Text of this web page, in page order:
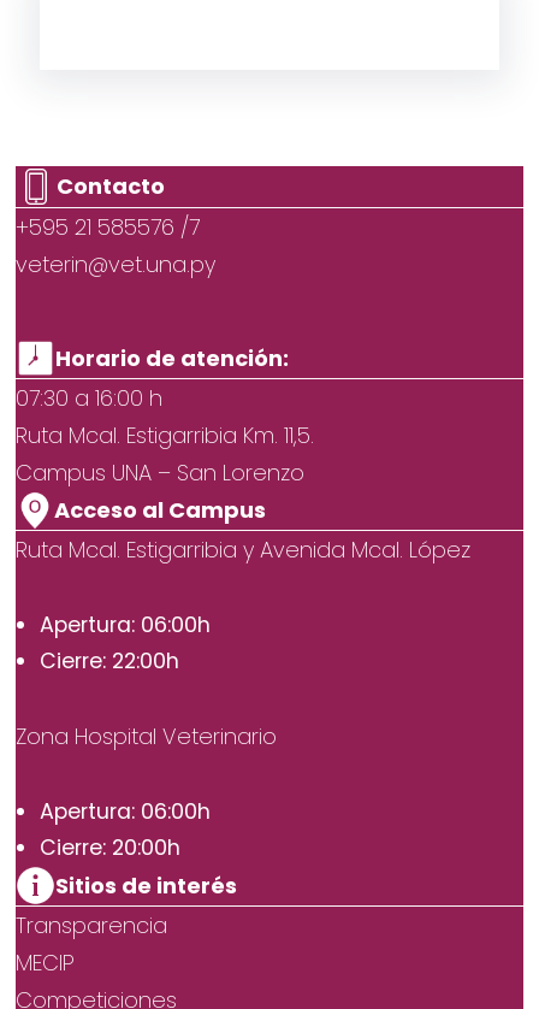
Contacto
+595 21 585576 /7
veterin@vet.una.py
Horario de atención:
07:30 a 16:00 h
Ruta Mcal. Estigarribia Km. 11,5.
Campus UNA – San Lorenzo
Acceso al Campus
Ruta Mcal. Estigarribia y Avenida Mcal. López
Apertura: 06:00h
Cierre: 22:00h
Zona Hospital Veterinario
Apertura: 06:00h
Cierre: 20:00h
Sitios de interés
Transparencia
MECIP
Competiciones